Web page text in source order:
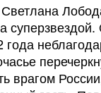
врагом